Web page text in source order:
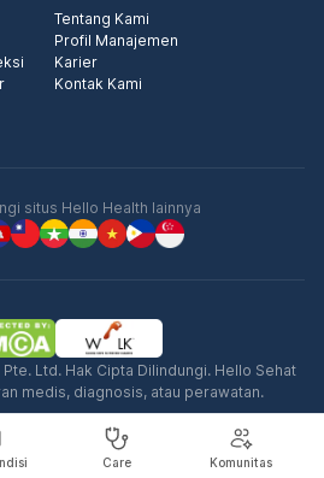
Care Komunitas
Tentang Kami
Profil Manajemen
Karier
Kontak Kami
situs Hello Health lainnya
Ltd. Hak Cipta Dilindungi. Hello Sehat
medis, diagnosis, atau perawatan.